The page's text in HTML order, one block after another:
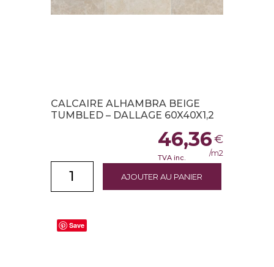
CALCAIRE ALHAMBRA BEIGE
TUMBLED – DALLAGE 60X40X1,2
AJOUTER AU PANIER
46,36€
TVA inc. /m2
Save